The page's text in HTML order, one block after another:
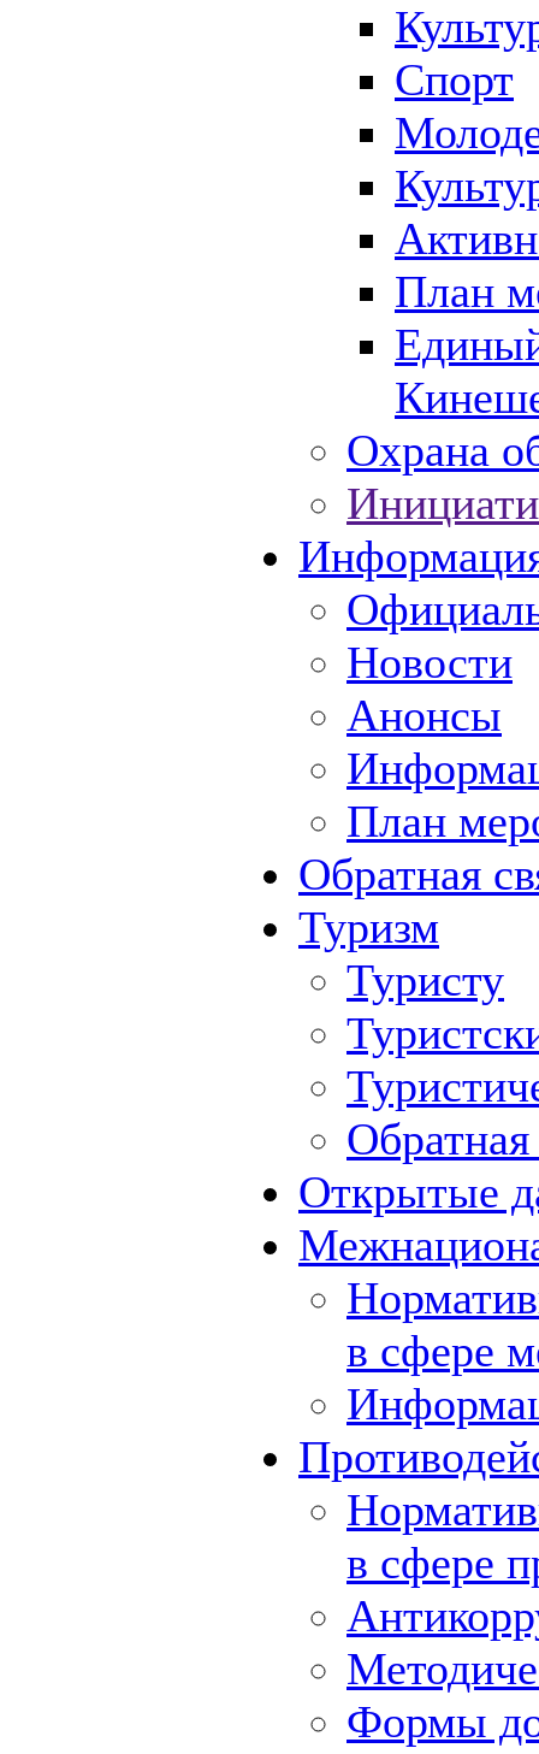
Спорт
План
Охрана
Новости
Анонсы
План
Обратная
Туризм
Туристу
Обратная
Открытые
в сфере
в сфере
Формы